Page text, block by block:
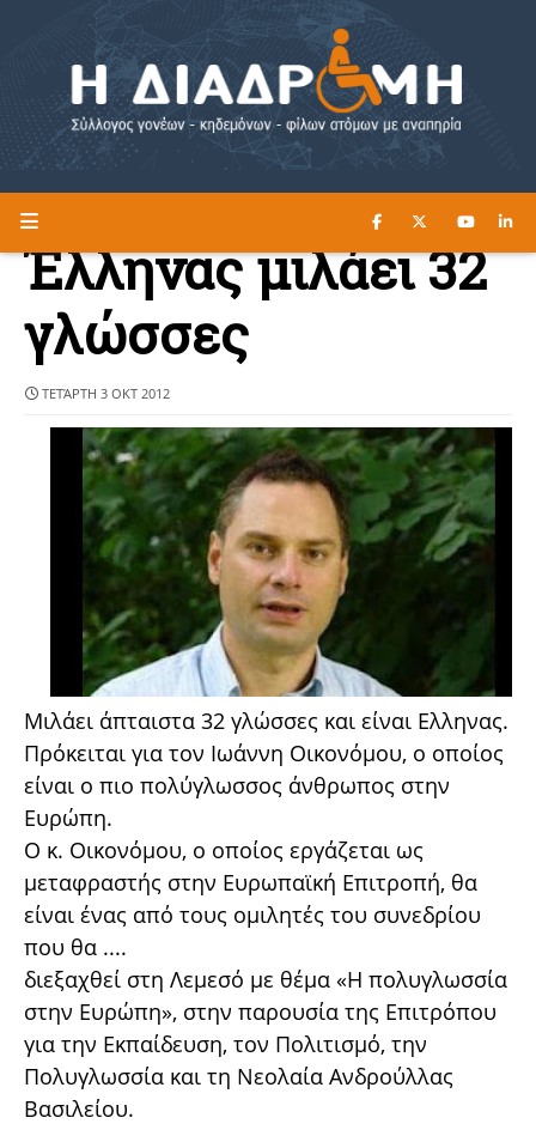
Η ΔΙΑΔΡΟΜΗ ΔΙΑΒΑΣΤΕ ΕΔΩ ►
Έλληνας μιλάει 32
γλώσσες
ΤΕΤΆΡΤΗ 3 ΟΚΤ 2012
Μιλάει άπταιστα 32 γλώσσες και είναι Ελληνας.
Πρόκειται για τον Ιωάννη Οικονόμου, ο οποίος
είναι ο πιο πολύγλωσσος άνθρωπος στην
Ευρώπη.
Ο κ. Οικονόμου, ο οποίος εργάζεται ως
μεταφραστής στην Ευρωπαϊκή Επιτροπή, θα
είναι ένας από τους ομιλητές του συνεδρίου
που θα ....
διεξαχθεί στη Λεμεσό με θέμα «Η πολυγλωσσία
στην Ευρώπη», στην παρουσία της Επιτρόπου
για την Εκπαίδευση, τον Πολιτισμό, την
Πολυγλωσσία και τη Νεολαία Ανδρούλλας
Βασιλείου.